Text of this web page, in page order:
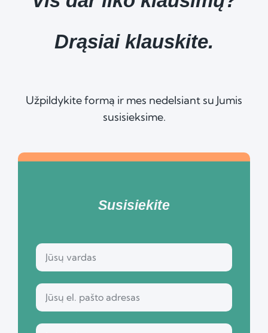
Drąsiai klauskite.
Užpildykite formą ir mes nedelsiant su Jumis
susisieksime.
Susisiekite